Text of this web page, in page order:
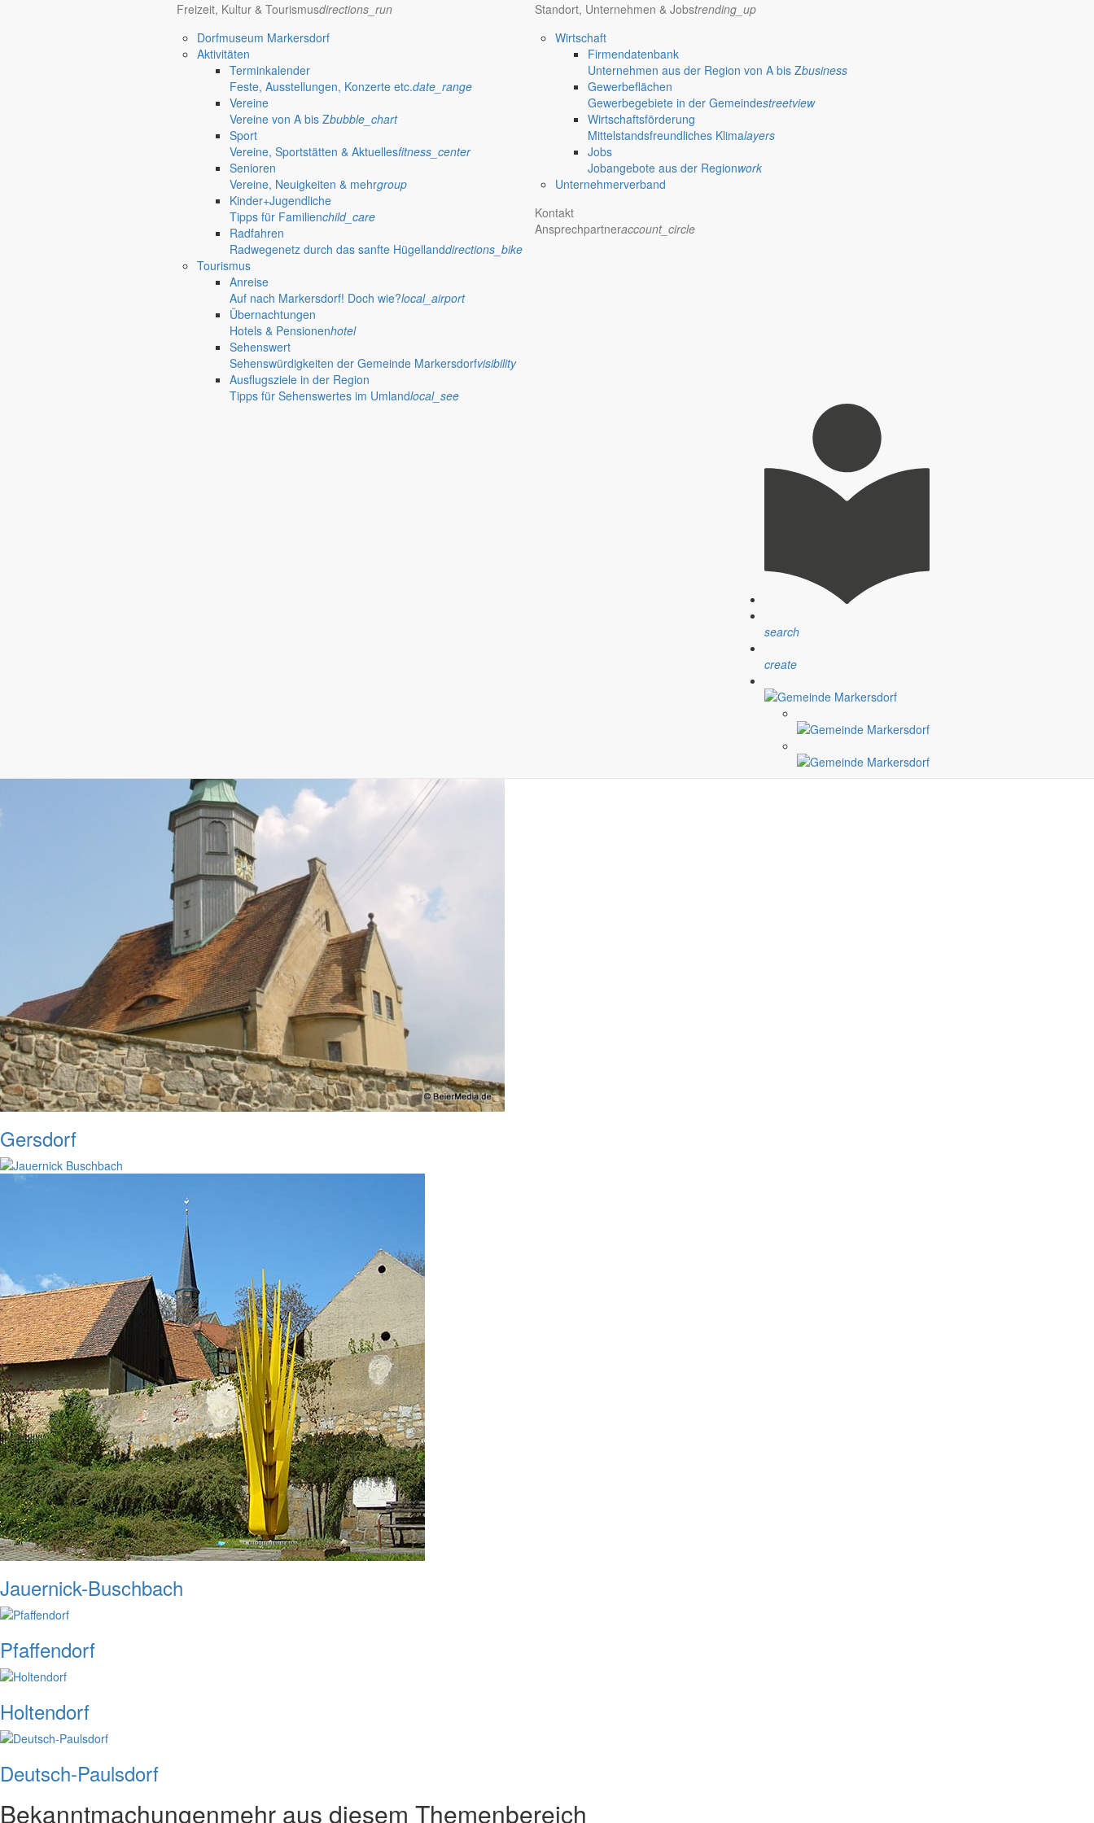
Freizeit, Kultur & Tourismusdirections_run
Dorfmuseum Markersdorf
Aktivitäten
Terminkalender
Feste, Ausstellungen, Konzerte etc.date_range
Vereine
Vereine von A bis Zbubble_chart
Sport
Vereine, Sportstätten & Aktuellesfitness_center
Senioren
Vereine, Neuigkeiten & mehrgroup
Kinder+Jugendliche
Tipps für Familienchild_care
Radfahren
Radwegenetz durch das sanfte Hügellanddirections_bike
Tourismus
Anreise
Auf nach Markersdorf! Doch wie?local_airport
Übernachtungen
Hotels & Pensionenhotel
Sehenswert
Sehenswürdigkeiten der Gemeinde Markersdorfvisibility
Ausflugsziele in der Region
Tipps für Sehenswertes im Umlandlocal_see
Standort, Unternehmen & Jobstrending_up
Wirtschaft
Firmendatenbank
Unternehmen aus der Region von A bis Zbusiness
Gewerbeflächen
Gewerbegebiete in der Gemeindestreetview
Wirtschaftsförderung
Mittelstandsfreundliches Klimalayers
Jobs
Jobangebote aus der Regionwork
Unternehmerverband
Kontakt
Ansprechpartneraccount_circle
search
create
Redaktionelle Wiedergabe amtlicher Informationen
Gersdorf
Jauernick-Buschbach
Pfaffendorf
Holtendorf
Deutsch-Paulsdorf
Bekanntmachungenmehr aus diesem Themenbereich